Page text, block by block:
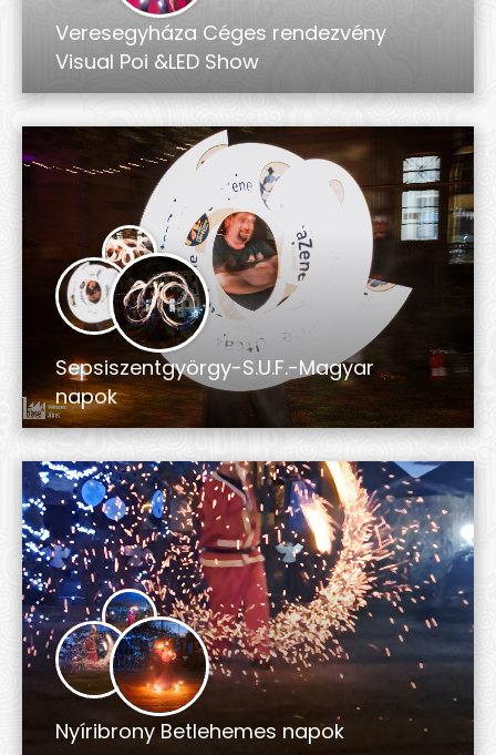
Veresegyháza Céges rendezvény
Visual Poi &LED Show
Sepsiszentgyörgy-S.U.F.-Magyar
napok
Nyíribrony Betlehemes napok